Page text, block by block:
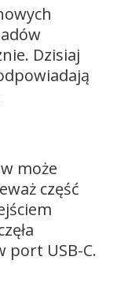
Dzisiaj
może
część
port USB-C.